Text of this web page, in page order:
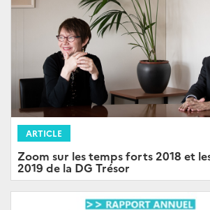
ARTICLE
Zoom sur les temps forts 2018 et
2019 de la DG Trésor